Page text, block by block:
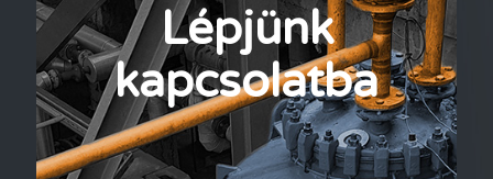
Lépjünk
kapcsolatba